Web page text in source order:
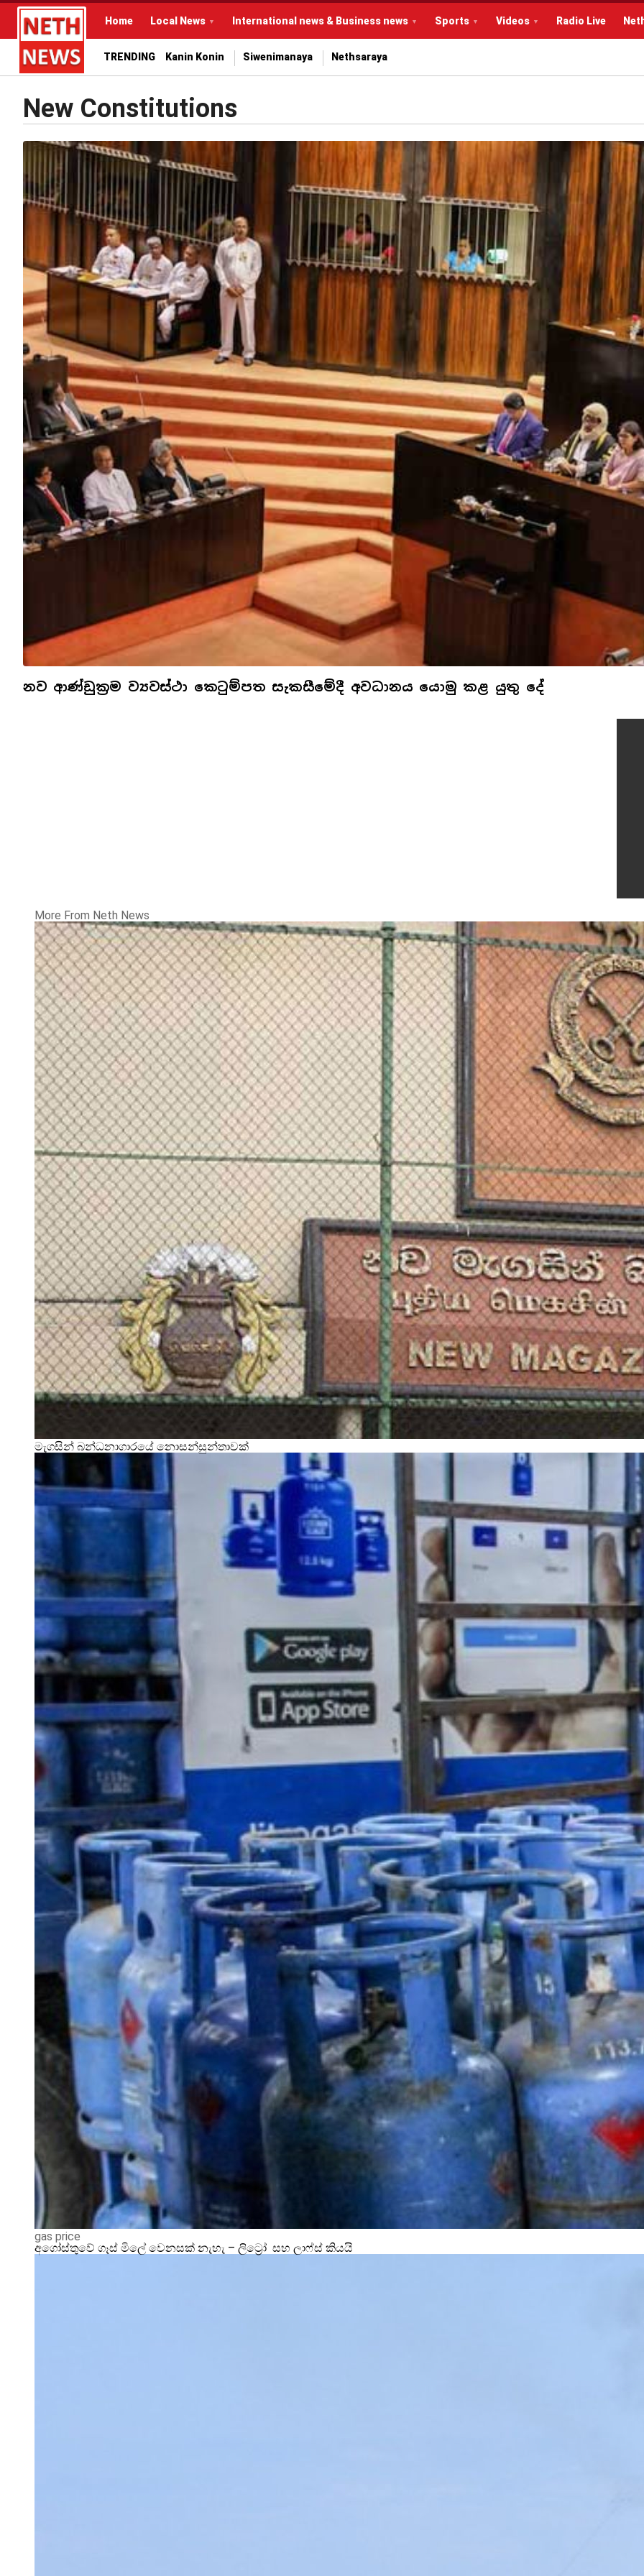
Home Local News International news & Business news Sports Videos Radio Live
TRENDING Kanin Konin Siwenimanaya Nethsaraya
New Constitutions
නව ආණ්ඩුක්‍රම ව්‍යවස්ථා කෙටුම්පත සැකසීමේදී අවධානය යොමු කළ යුතු දේ
More From Neth News
මැගසින් බන්ධනාගාරයේ නොසන්සුන්තාවක්
gas price
අගෝස්තුවේ ගෑස් මිලේ වෙනසක් නැහැ – ලිට්‍රෝ සහ ලාෆ්ස් කියයි